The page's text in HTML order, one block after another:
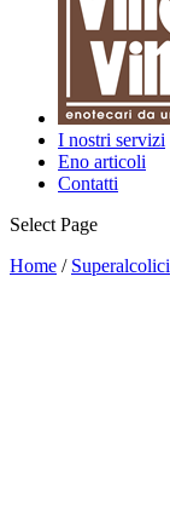
I nostri servizi
Eno articoli
Contatti
Select Page
Home / Superalcolici